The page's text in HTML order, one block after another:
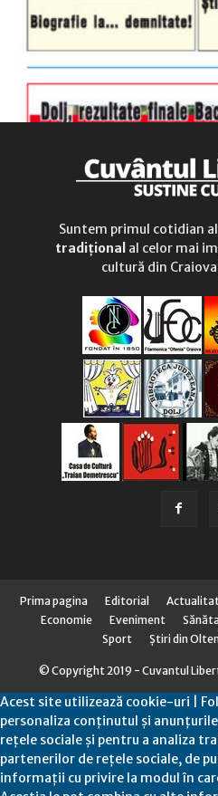
Suntem primul cotidian
tradițional al celor mai
cultură din
Prima pagina Editorial
Economie
Eveniment
Sport
Știri din
© Copyright 2019 - Cuvantul
Acest site utilizează cookie-uri |
personaliza conținutul și
rețele sociale și pentru a analiza
partenerilor de rețele sociale, de
informații cu privire la modul în